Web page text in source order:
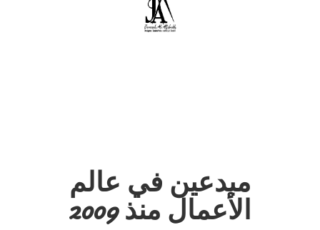
مبدعين في عالم
الأعمال منذ 2009